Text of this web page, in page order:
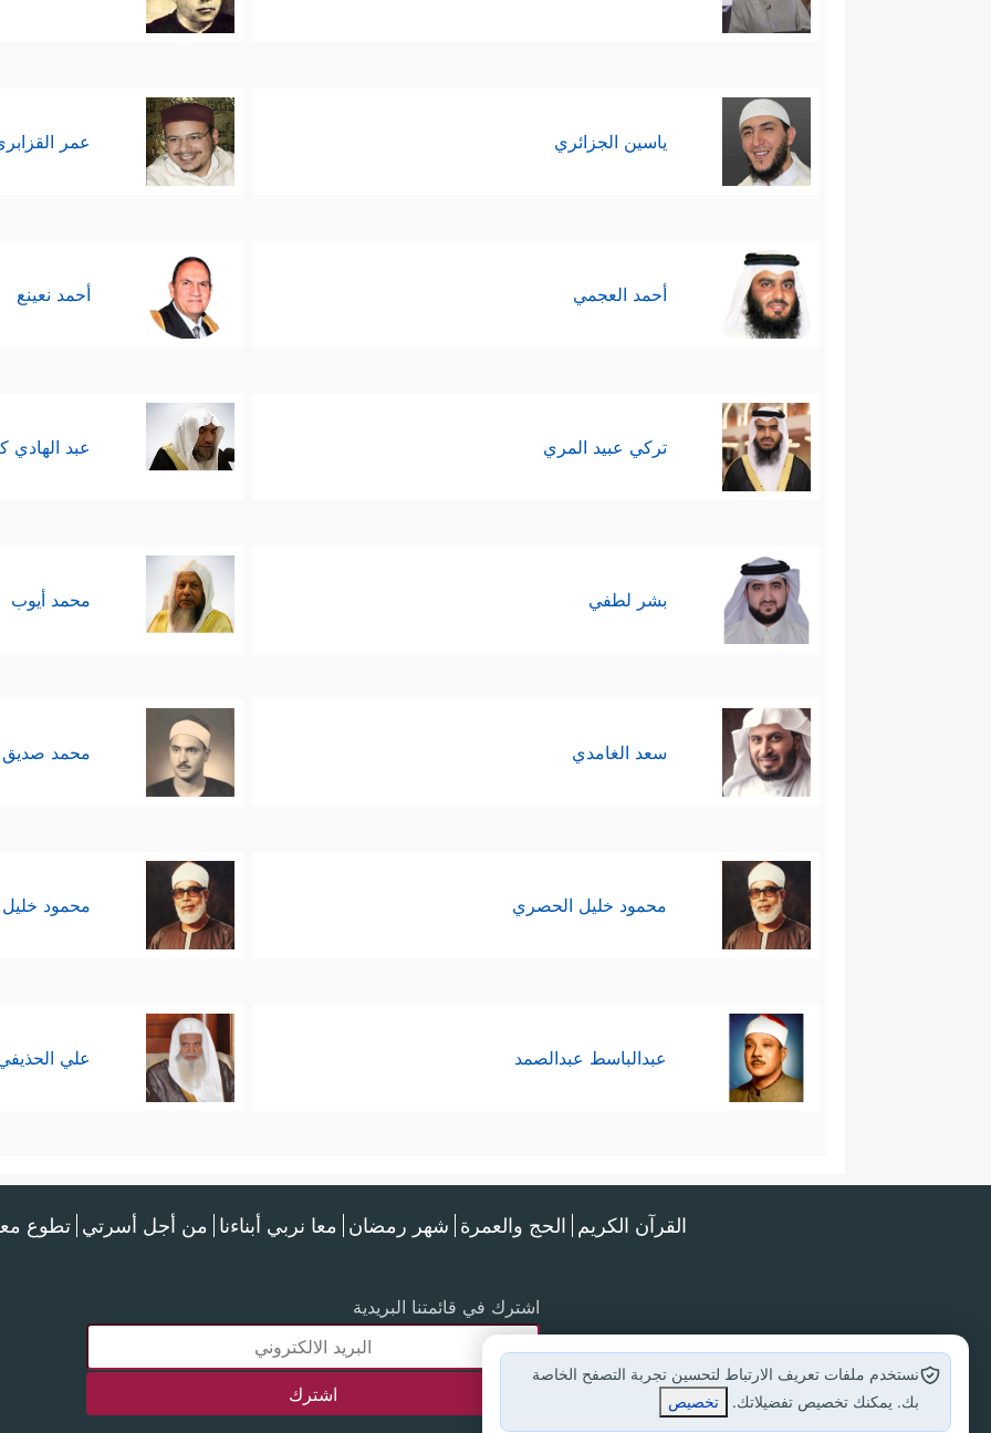
ياسين الجزائري عمر
أحمد العجمي أحمد نعينع
تركي عبيد المري عبد الهادي
بشر لطفي محمد أيوب
سعد الغامدي محمد صديق
محمود خليل الحصري محمود
عبدالباسط عبدالصمد علي
القرآن الكريم الحج والعمرة شهر رمضان معا نربي أبناءنا من أجل أسرتي تطوع
اشترك في قائمتنا البريدية
نستخدم ملفات تعريف الارتباط لتحسين تجربة التصفح الخاصة
بك. يمكنك تخصيص تفضيلاتك.
تخصيص